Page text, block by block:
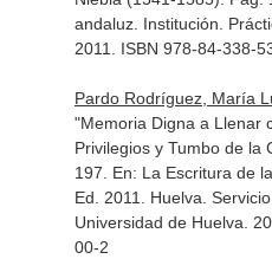
andaluz. Institución.
2011. ISBN 978-84-338-
Pardo Rodríguez, María
"Memoria Digna a Llenar
Privilegios y Tumbo de la
197. En: La Escritura de
Ed. 2011. Huelva.
Universidad de Huelva.
00-2